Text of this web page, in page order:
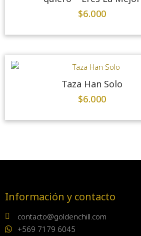
$6.000
Taza Han Solo
$6.000
Información y contacto
contacto@goldenchill.com
+569 7179 6045